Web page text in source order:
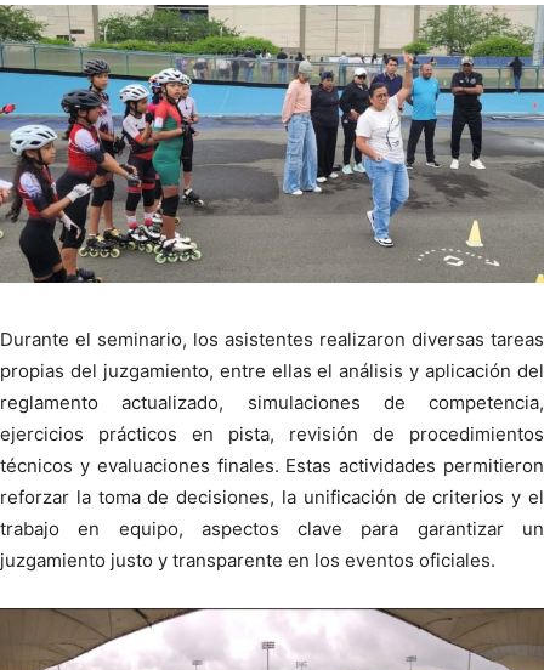
Durante el seminario, los asistentes realizaron diversas tareas
propias del juzgamiento, entre ellas el análisis y aplicación del
reglamento actualizado, simulaciones de competencia,
ejercicios prácticos en pista, revisión de procedimientos
técnicos y evaluaciones finales. Estas actividades permitieron
reforzar la toma de decisiones, la unificación de criterios y el
trabajo en equipo, aspectos clave para garantizar un
juzgamiento justo y transparente en los eventos oficiales.